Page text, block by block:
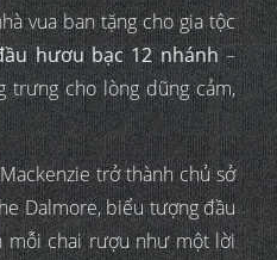
vua ban tặng cho gia tộc
hươu bạc 12 nhánh–
trưng cho lòng dũng cảm,
trở thành chủ sở
Dalmore, biểu tượng đầu
mỗi chai rượu như một lời